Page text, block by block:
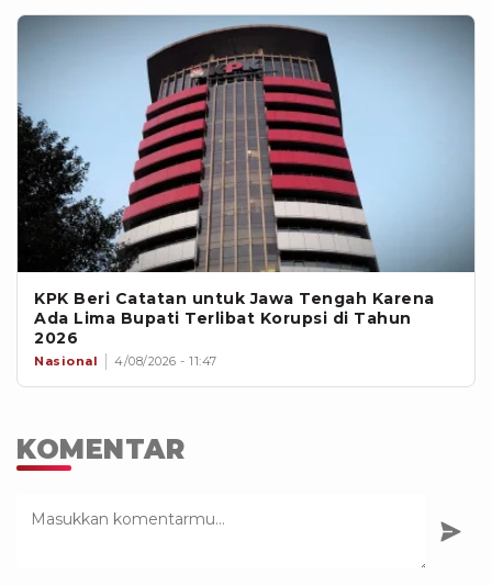
KPK Beri Catatan untuk Jawa Tengah Karena
Ada Lima Bupati Terlibat Korupsi di Tahun
2026
Nasional 4/08/2026 - 11:47
KOMENTAR